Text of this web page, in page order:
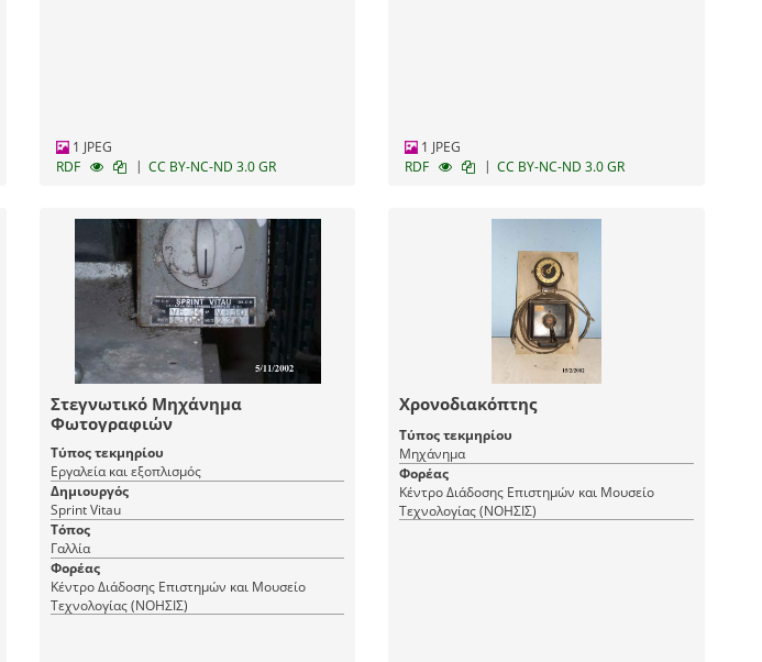
1 JPEG
RDF
| CC BY-NC-ND 3.0 GR
1 JPEG
RDF
| CC BY-NC-ND 3.0 GR
Στεγνωτικό Μηχάνημα
Φωτογραφιών
Τύπος τεκμηρίου
Εργαλεία και εξοπλισμός
Δημιουργός
Sprint Vitau
Τόπος
Γαλλία
Φορέας
Κέντρο Διάδοσης Επιστημών και Μουσείο
Τεχνολογίας (ΝΟΗΣΙΣ)
Χρονοδιακόπτης
Τύπος τεκμηρίου
Μηχάνημα
Φορέας
Κέντρο Διάδοσης Επιστημών και Μουσείο
Τεχνολογίας (ΝΟΗΣΙΣ)